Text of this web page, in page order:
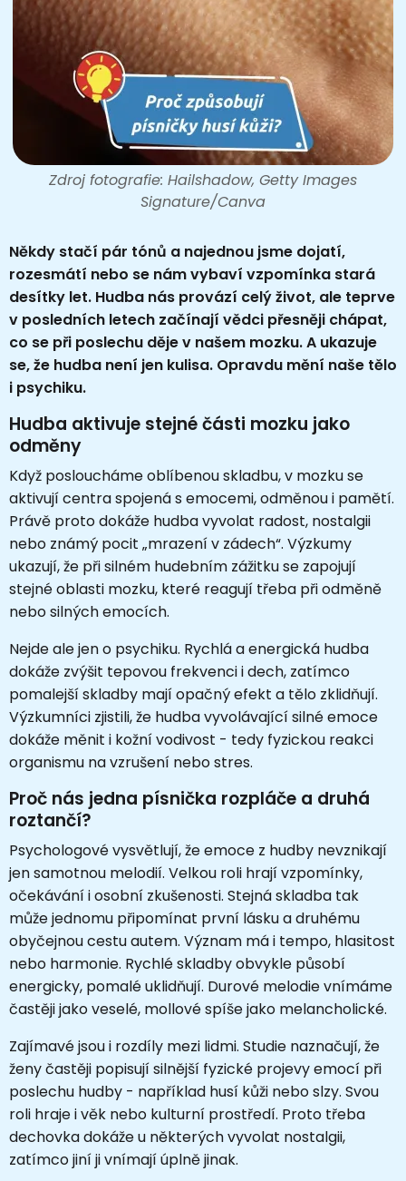
Zdroj fotografie: Hailshadow, Getty Images
Signature/Canva
Někdy stačí pár tónů a najednou jsme dojatí,
rozesmátí nebo se nám vybaví vzpomínka stará
desítky let. Hudba nás provází celý život, ale teprve
v posledních letech začínají vědci přesněji chápat,
co se při poslechu děje v našem mozku. A ukazuje
se, že hudba není jen kulisa. Opravdu mění naše tělo
i psychiku.
Hudba aktivuje stejné části mozku jako
odměny
Když posloucháme oblíbenou skladbu, v mozku se
aktivují centra spojená s emocemi, odměnou i pamětí.
Právě proto dokáže hudba vyvolat radost, nostalgii
nebo známý pocit „mrazení v zádech“. Výzkumy
ukazují, že při silném hudebním zážitku se zapojují
stejné oblasti mozku, které reagují třeba při odměně
nebo silných emocích.
Nejde ale jen o psychiku. Rychlá a energická hudba
dokáže zvýšit tepovou frekvenci i dech, zatímco
pomalejší skladby mají opačný efekt a tělo zklidňují.
Výzkumníci zjistili, že hudba vyvolávající silné emoce
dokáže měnit i kožní vodivost - tedy fyzickou reakci
organismu na vzrušení nebo stres.
Proč nás jedna písnička rozpláče a druhá
roztančí?
Psychologové vysvětlují, že emoce z hudby nevznikají
jen samotnou melodií. Velkou roli hrají vzpomínky,
očekávání i osobní zkušenosti. Stejná skladba tak
může jednomu připomínat první lásku a druhému
obyčejnou cestu autem. Význam má i tempo, hlasitost
nebo harmonie. Rychlé skladby obvykle působí
energicky, pomalé uklidňují. Durové melodie vnímáme
častěji jako veselé, mollové spíše jako melancholické.
Zajímavé jsou i rozdíly mezi lidmi. Studie naznačují, že
ženy častěji popisují silnější fyzické projevy emocí při
poslechu hudby - například husí kůži nebo slzy. Svou
roli hraje i věk nebo kulturní prostředí. Proto třeba
dechovka dokáže u některých vyvolat nostalgii,
zatímco jiní ji vnímají úplně jinak.